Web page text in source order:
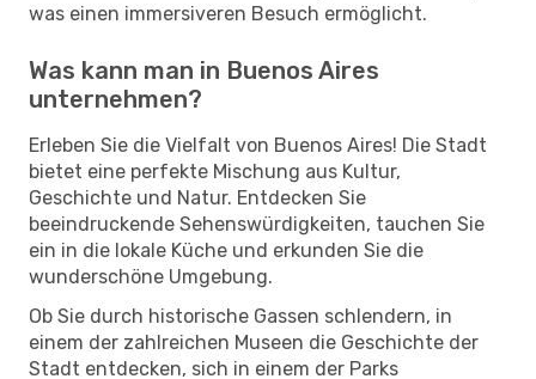
was einen immersiveren Besuch ermöglicht.
Was kann man in Buenos Aires
unternehmen?
Erleben Sie die Vielfalt von Buenos Aires! Die Stadt
bietet eine perfekte Mischung aus Kultur,
Geschichte und Natur. Entdecken Sie
beeindruckende Sehenswürdigkeiten, tauchen Sie
ein in die lokale Küche und erkunden Sie die
wunderschöne Umgebung.
Ob Sie durch historische Gassen schlendern, in
einem der zahlreichen Museen die Geschichte der
Stadt entdecken, sich in einem der Parks